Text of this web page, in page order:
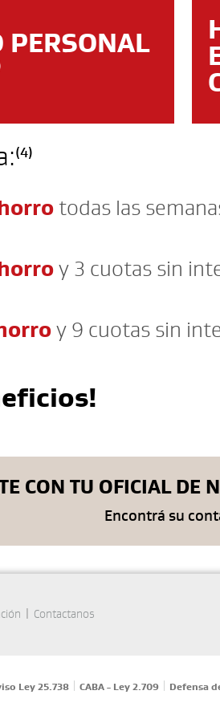
PERSONAL
(4)
todas las
y 3 cuotas sin
y 9 cuotas sin
CON TU OFICIAL DE
Encontrá su
Contactanos
Ley 25.738 CABA - Ley 2.709 Defensa